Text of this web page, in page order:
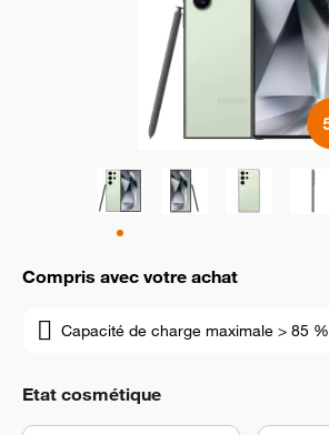
Compris avec votre achat
Capacité de charge maximale > 85 %
Etat cosmétique